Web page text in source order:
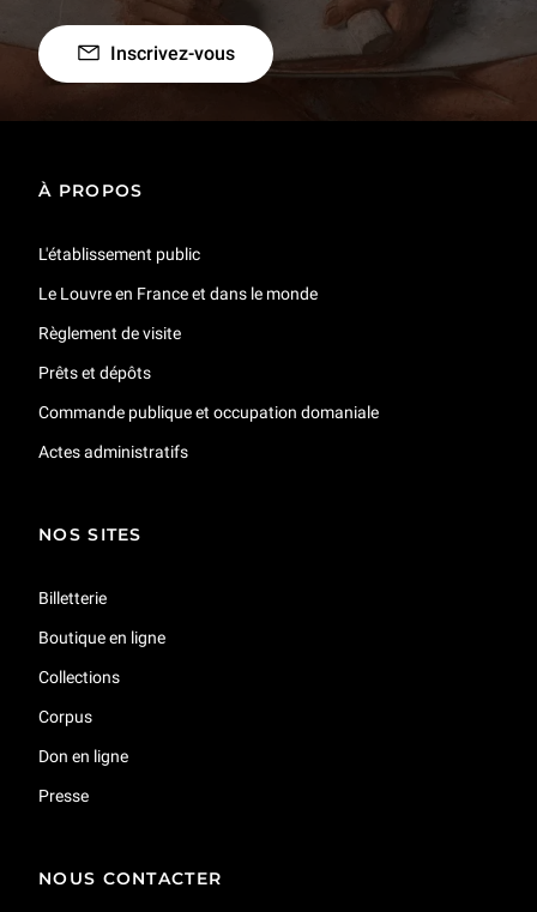
Inscrivez-vous
À PROPOS
L'établissement public
Le Louvre en France et dans le monde
Règlement de visite
Prêts et dépôts
Commande publique et occupation domaniale
Actes administratifs
NOS SITES
Billetterie
Boutique en ligne
Collections
Corpus
Don en ligne
Presse
NOUS CONTACTER